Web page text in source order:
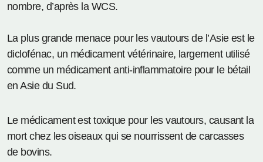
nombre, d’après la WCS.
La plus grande menace pour les vautours de l’Asie est le
diclofénac, un médicament vétérinaire, largement utilisé
comme un médicament anti-inflammatoire pour le bétail
en Asie du Sud.
Le médicament est toxique pour les vautours, causant la
mort chez les oiseaux qui se nourrissent de carcasses
de bovins.